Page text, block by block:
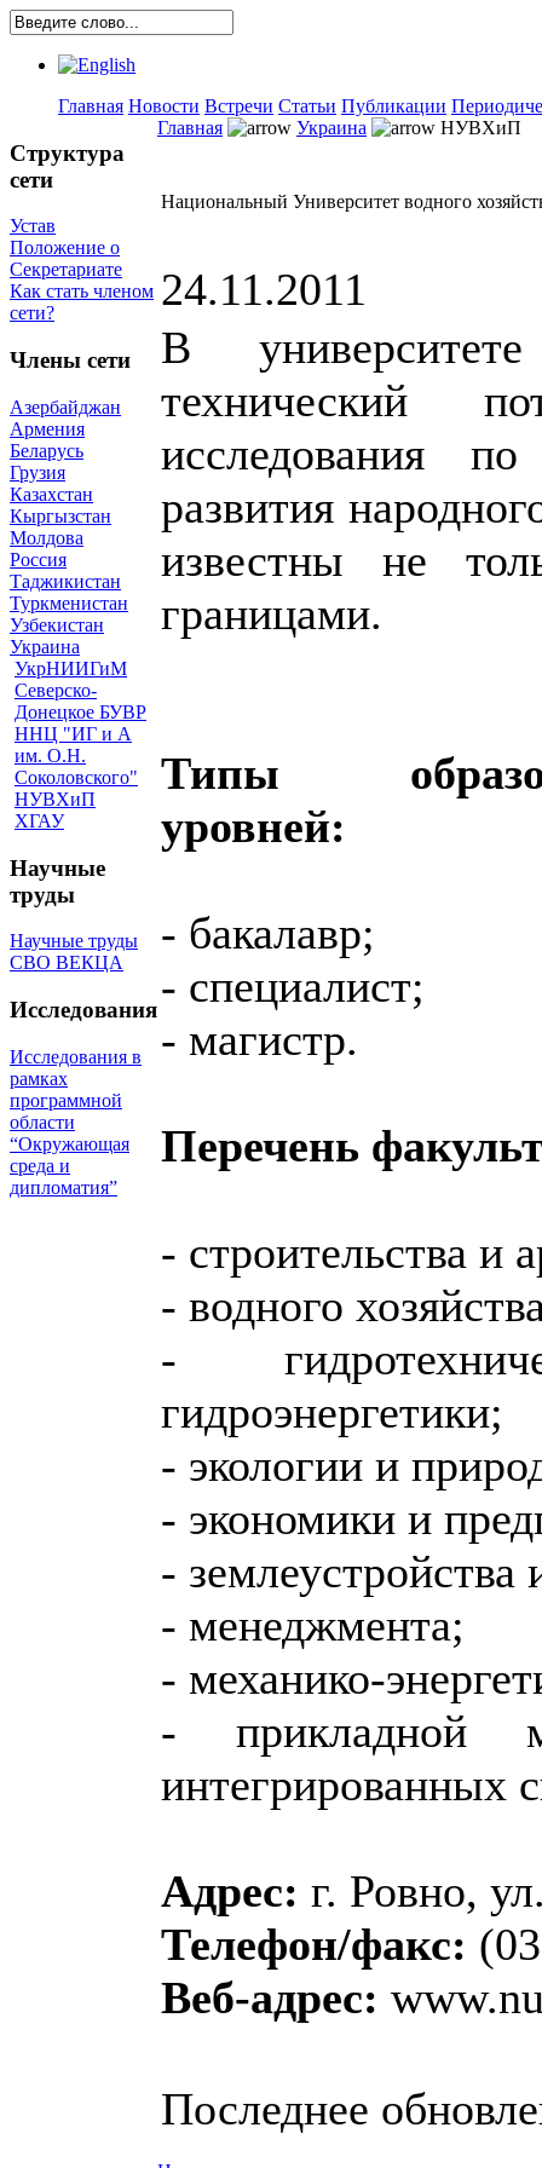
Главная Новости Встречи Статьи Публикации
Структура
сети
Устав
Положение о
Секретариате
Как стать членом
сети?
Члены сети
Азербайджан
Армения
Беларусь
Грузия
Казахстан
Кыргызстан
Молдова
Россия
Таджикистан
Туркменистан
Узбекистан
Украина
УкрНИИГиМ
Северско-
Донецкое БУВР
ННЦ "ИГ и А
им. О.Н.
Соколовского"
НУВХиП
ХГАУ
Научные
труды
Научные труды
СВО ВЕКЦА
Исследования
Исследования в
рамках
программной
области
“Окружающая
среда и
дипломатия”
Главная Украина НУВХиП
Национальный Университет водного
24.11.2011
В
технический
исследования
развития
известны не
границами.
Типы
уровней:
- бакалавр;
- специалист;
- магистр.
Перечень
- строительства и
- водного
-
гидроэнергетики;
- экологии и
- экономики и
-
- менеджмента;
- механико-
- прикладной
интегрированных
Адрес: г. Ровно,
Телефон/факс:
Веб-адрес:
Последнее